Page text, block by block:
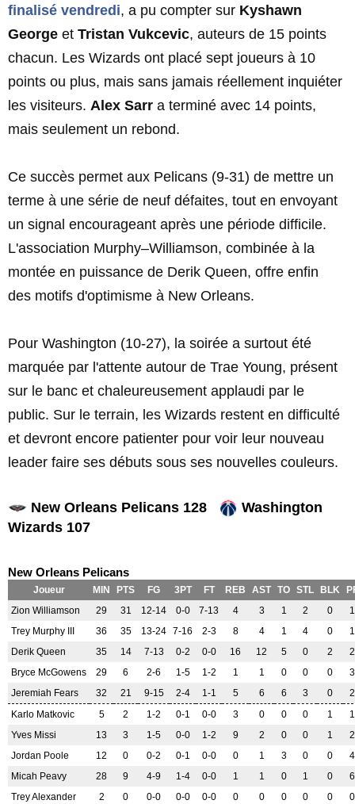
finalisé vendredi, a pu compter sur Kyshawn
George et Tristan Vukcevic, auteurs de 15 points
chacun. Les Wizards ont placé sept joueurs à 10
points ou plus, mais sans jamais réellement inquiéter
les visiteurs. Alex Sarr a terminé avec 14 points,
mais seulement un rebond.
Ce succès permet aux Pelicans (9-31) de mettre un
terme à une série de neuf défaites, tout en envoyant
un signal encourageant après une période difficile.
L'association Murphy–Williamson, combinée à la
montée en puissance de Derik Queen, offre enfin
des motifs d'optimisme à New Orleans.
Pour Washington (10-27), la soirée a surtout été
marquée par l'attente autour de Trae Young, présent
sur le banc et chaleureusement applaudi par le
public. Sur le terrain, les Wizards restent en difficulté
et devront encore patienter pour voir leur nouveau
leader faire ses débuts sous ses nouvelles couleurs.
New Orleans Pelicans 128
Washington
Wizards 107
New Orleans Pelicans
Joueur MIN PTS FG 3PT FT REB AST TO STL BLK
Zion Williamson
29 31 12-14 0-0 7-13 4 3 1 2 0
1
Trey Murphy III
36 35 13-24 7-16 2-3 8 4 1 4 0
1
Derik Queen
35 14 7-13 0-2 0-0 16 12 5 0 2
2
Bryce McGowens
29 6 2-6 1-5 1-2 1 1 0 0 0
3
Jeremiah Fears
32 21 9-15 2-4 1-1 5 6 6 3 0
2
Karlo Matkovic
5 2 1-2 0-1 0-0 3 0 0 0 1
1
Yves Missi
13 3 1-5 0-0 1-2 9 2 0 0 1
2
Jordan Poole
12 0 0-2 0-1 0-0 0 1 3 0 0
4
Micah Peavy
28 9 4-9 1-4 0-0 1 1 0 1 0
6
Trey Alexander
2 0 0-0 0-0 0-0 0 0 0 0 0
0